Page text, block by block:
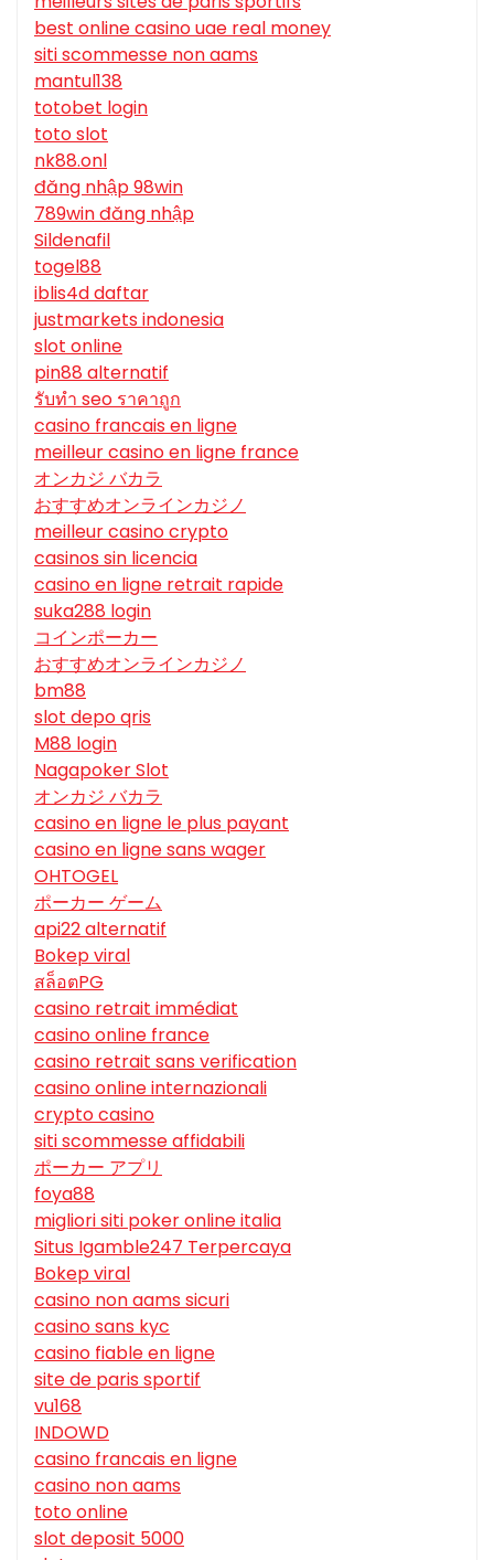
best online casino uae real money
siti scommesse non aams
mantul138
totobet login
toto slot
nk88.onl
đăng nhập 98win
789win đăng nhập
Sildenafil
togel88
iblis4d daftar
justmarkets indonesia
slot online
pin88 alternatif
รับทํา seo ราคาถูก
casino francais en ligne
meilleur casino en ligne france
オンカジ バカラ
おすすめオンラインカジノ
meilleur casino crypto
casinos sin licencia
casino en ligne retrait rapide
suka288 login
コインポーカー
おすすめオンラインカジノ
bm88
slot depo qris
M88 login
Nagapoker Slot
オンカジ バカラ
casino en ligne le plus payant
casino en ligne sans wager
OHTOGEL
ポーカー ゲーム
api22 alternatif
Bokep viral
สล็อตPG
casino retrait immédiat
casino online france
casino retrait sans verification
casino online internazionali
crypto casino
siti scommesse affidabili
ポーカー アプリ
foya88
migliori siti poker online italia
Situs Igamble247 Terpercaya
Bokep viral
casino non aams sicuri
casino sans kyc
casino fiable en ligne
site de paris sportif
vu168
INDOWD
casino francais en ligne
casino non aams
toto online
slot deposit 5000